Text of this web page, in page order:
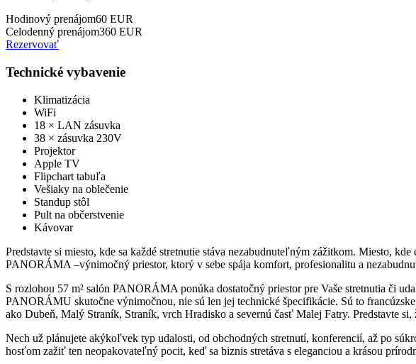
Hodinový prenájom60 EUR
Celodenný prenájom360 EUR
Rezervovať
Technické vybavenie
Klimatizácia
WiFi
18 × LAN zásuvka
38 × zásuvka 230V
Projektor
Apple TV
Flipchart tabuľa
Vešiaky na oblečenie
Standup stôl
Pult na občerstvenie
Kávovar
Predstavte si miesto, kde sa každé stretnutie stáva nezabudnuteľným zážitkom. Miesto,
PANORÁMA –výnimočný priestor, ktorý v sebe spája komfort, profesionalitu a
S rozlohou 57 m² salón PANORÁMA ponúka dostatočný priestor pre Vaše stretnutia či
PANORÁMU skutočne výnimočnou, nie sú len jej technické špecifikácie. Sú to
ako Dubeň, Malý Straník, Straník, vrch Hradisko a severnú časť Malej Fatry. Predstavte
Nech už plánujete akýkoľvek typ udalosti, od obchodných stretnutí, konferencií, až po
hosťom zažiť ten neopakovateľný pocit, keď sa biznis stretáva s eleganciou a krásou